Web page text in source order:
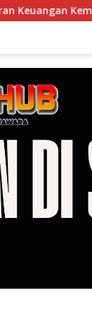
Raih Opini WTP